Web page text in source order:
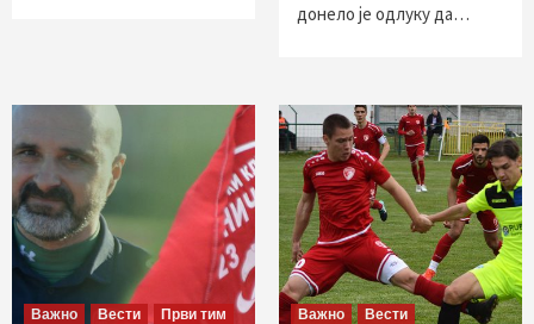
донело је одлуку да…
Важно Вести
Први тим
Важно
Вести